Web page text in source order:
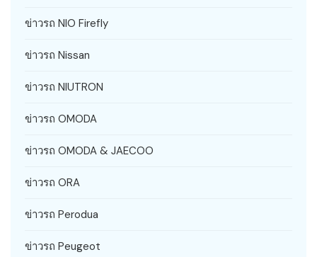
ข่าวรถ NIO Firefly
ข่าวรถ Nissan
ข่าวรถ NIUTRON
ข่าวรถ OMODA
ข่าวรถ OMODA & JAECOO
ข่าวรถ ORA
ข่าวรถ Perodua
ข่าวรถ Peugeot